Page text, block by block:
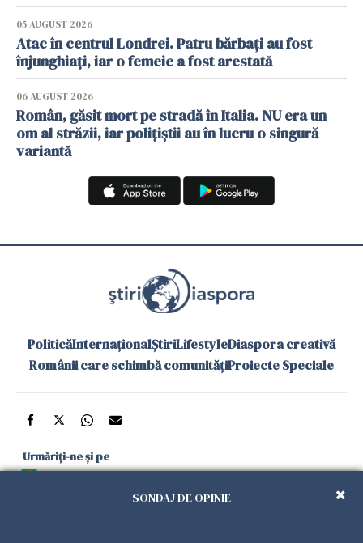
05 AUGUST 2026
Atac în centrul Londrei. Patru bărbați au fost
înjunghiați, iar o femeie a fost arestată
06 AUGUST 2026
Român, găsit mort pe stradă în Italia. NU era un
om al străzii, iar polițiștii au în lucru o singură
variantă
PoliticăInternaționalȘtiriLifestyleDiaspora creativă
Românii care schimbă comunitățiProiecte Speciale
Urmăriți-ne și pe
și în aplicațiile mobileSONDAJ DE OPINIE